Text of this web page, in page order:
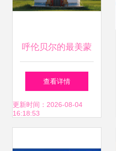
呼伦贝尔的最美蒙
古包 原生态与品质
的完美邂逅
查看详情
更新时间：2026-08-04
16:18:53